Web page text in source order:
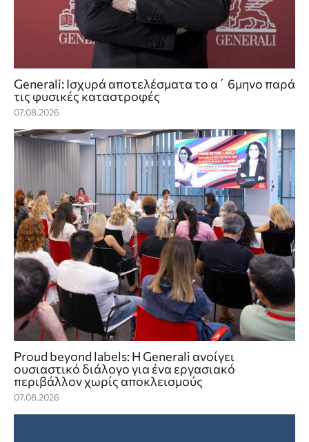
Generali: Ισχυρά αποτελέσματα το α΄ 6μηνο παρά
τις φυσικές καταστροφές
07.08.2026
Proud beyond labels: Η Generali ανοίγει
ουσιαστικό διάλογο για ένα εργασιακό
περιβάλλον χωρίς αποκλεισμούς
07.08.2026